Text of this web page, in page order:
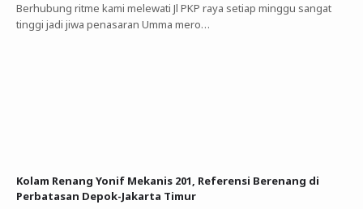
Berhubung ritme kami melewati Jl PKP raya setiap minggu sangat
tinggi jadi jiwa penasaran Umma mero…
Kolam Renang Yonif Mekanis 201, Referensi Berenang di
Perbatasan Depok-Jakarta Timur